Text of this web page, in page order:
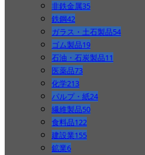
非鉄金属35
鉄鋼42
ガラス・土石製品54
ゴム製品19
石油・石炭製品11
医薬品73
化学213
パルプ・紙24
繊維製品50
食料品122
建設業155
鉱業6